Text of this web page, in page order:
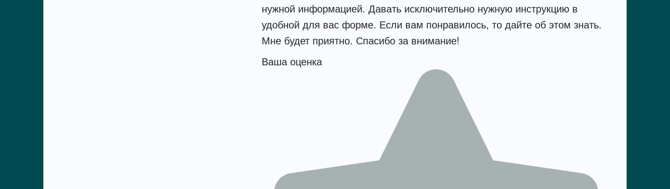
нужной информацией. Давать исключительно нужную инструкцию в
удобной для вас форме. Если вам понравилось, то дайте об этом знать.
Мне будет приятно. Спасибо за внимание!
Ваша оценка